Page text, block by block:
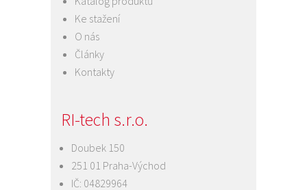
Ke stažení
O nás
Články
Kontakty
RI-tech s.r.o.
Doubek 150
251 01 Praha-Východ
IČ: 04829964